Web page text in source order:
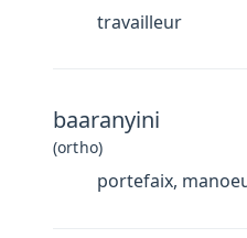
travailleur
baaranyini
(ortho)
portefaix,